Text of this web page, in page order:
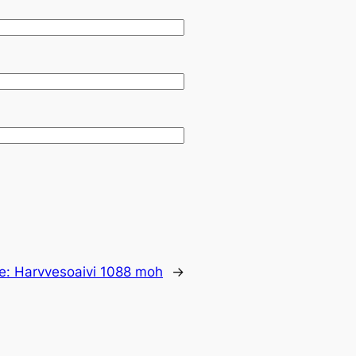
Harvvesoaivi 1088 moh →